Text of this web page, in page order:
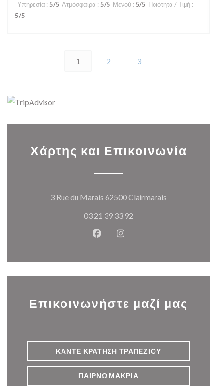
Υπηρεσία : 5/5 Ατμόσφαιρα : 5/5 Μενού : 5/5 Ποιότητα / Τιμή :
5/5
1 2 3
Χάρτης και Επικοινωνία
3 Rue du Marais 62500 Clairmarais
03 21 39 33 92
Facebook ((ανοίγει σε νέο
Instagram ((ανοίγει σε
Επικοινωνήστε μαζί μας
ΚΆΝΤΕ ΚΡΆΤΗΣΗ ΤΡΑΠΕΖΙΟΎ
ΠΑΊΡΝΩ ΜΑΚΡΙΆ